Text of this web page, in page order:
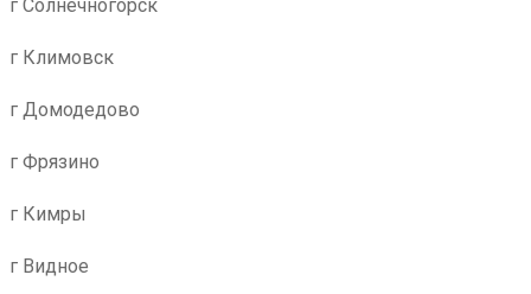
г Солнечногорск
г Климовск
г Домодедово
г Фрязино
г Кимры
г Видное